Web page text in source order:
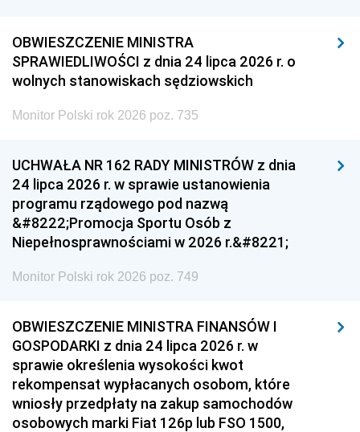
OBWIESZCZENIE MINISTRA
SPRAWIEDLIWOŚCI z dnia 24 lipca 2026 r. o
wolnych stanowiskach sędziowskich
Monitor Polski rok 2026 poz. 735
UCHWAŁA NR 162 RADY MINISTRÓW z dnia
24 lipca 2026 r. w sprawie ustanowienia
programu rządowego pod nazwą
&#8222;Promocja Sportu Osób z
Niepełnosprawnościami w 2026 r.&#8221;
Monitor Polski rok 2026 poz. 749
OBWIESZCZENIE MINISTRA FINANSÓW I
GOSPODARKI z dnia 24 lipca 2026 r. w
sprawie określenia wysokości kwot
rekompensat wypłacanych osobom, które
wniosły przedpłaty na zakup samochodów
osobowych marki Fiat 126p lub FSO 1500,